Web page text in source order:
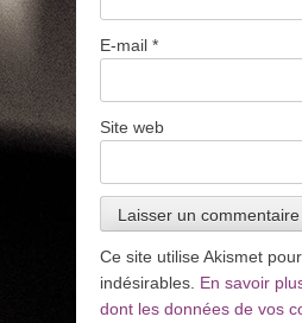
E-mail *
Site web
Ce site utilise Akismet
indésirables. En savoir
dont les données de vos